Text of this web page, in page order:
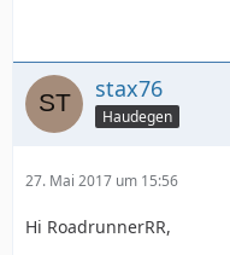
stax76
Haudegen
27. Mai 2017 um 15:56
Hi RoadrunnerRR,